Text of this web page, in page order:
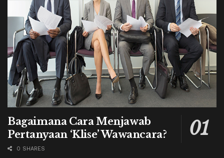
Bagaimana Cara Menjawab
Pertanyaan ‘Klise’ Wawancara?
0 SHARES